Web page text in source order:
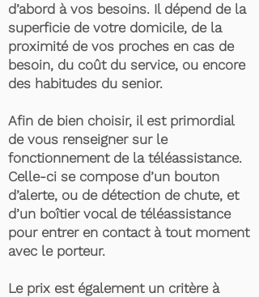
d’abord à vos besoins. Il dépend de la
superficie de votre domicile, de la
proximité de vos proches en cas de
besoin, du coût du service, ou encore
des habitudes du senior.
Afin de bien choisir, il est primordial
de vous renseigner sur le
fonctionnement de la téléassistance.
Celle-ci se compose d’un bouton
d’alerte, ou de détection de chute, et
d’un boîtier vocal de téléassistance
pour entrer en contact à tout moment
avec le porteur.
Le prix est également un critère à